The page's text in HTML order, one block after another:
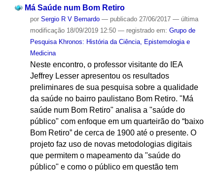
Má Saúde num Bom Retiro
por Sergio R V Bernardo — publicado27/06/2017 — última
modificação18/09/2019 12:50 — registrado em: Grupo de
Pesquisa Khronos: História da Ciência, Epistemologia e
Medicina
Neste encontro, o professor visitante do IEA
Jeffrey Lesser apresentou os resultados
preliminares de sua pesquisa sobre a qualidade
da saúde no bairro paulistano Bom Retiro. "Má
saúde num Bom Retiro" analisa a "saúde do
público" com enfoque em um quarteirão do “baixo
Bom Retiro” de cerca de 1900 até o presente. O
projeto faz uso de novas metodologias digitais
que permitem o mapeamento da "saúde do
público" e como o público em questão tem